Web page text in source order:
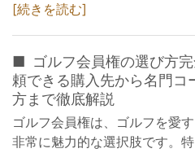
続きを読む
ゴルフ会員権の選び方
頼できる購入先から名門コ
方まで徹底解説
ゴルフ会員権は、ゴルフを愛
非常に魅力的な選択肢です。